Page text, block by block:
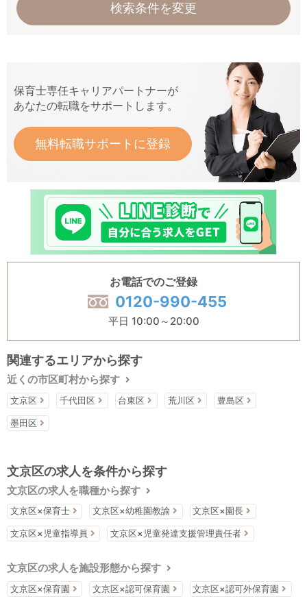
検索条件を変更
保育士専任キャリアパートナーが
あなたの転職をサポートします。
無料転職サポートに登録
お電話でのご登録
0120-990-455
平日 10:00～20:00
関連するエリアから探す
近くの市区町村から探す
文京区 千代田区 台東区 荒川区 豊島区
墨田区
文京区の求人を条件から探す
文京区の求人を職種から探す
文京区×保育士 文京区×幼稚園教諭 文京区×園長
文京区×児童指導員 文京区×児童発達支援管理責任者
文京区の求人を施設形態から探す
文京区×保育園 文京区×認可保育園 文京区×認可外保育園